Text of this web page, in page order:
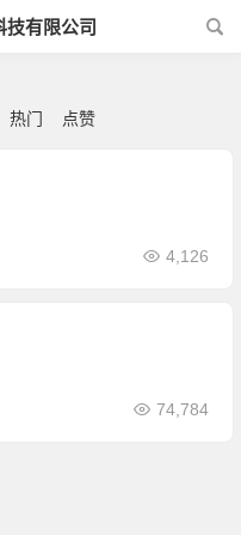
技有限公司
热门 点赞
4,126
74,784